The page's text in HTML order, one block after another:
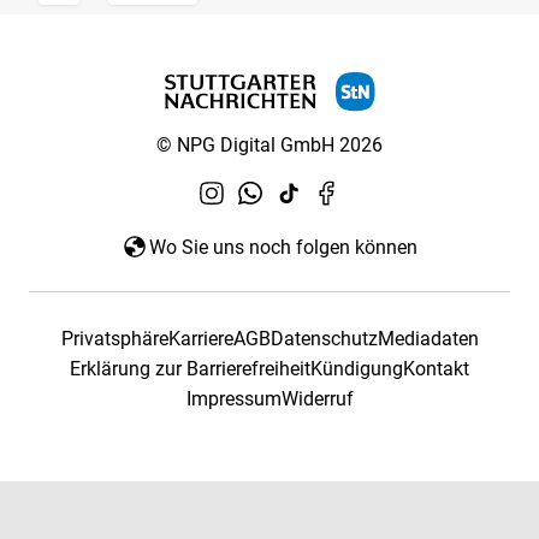
© NPG Digital GmbH 2026
Wo Sie uns noch folgen können
PrivatsphäreKarriereAGBDatenschutzMediadaten
Erklärung zur BarrierefreiheitKündigungKontakt
ImpressumWiderruf